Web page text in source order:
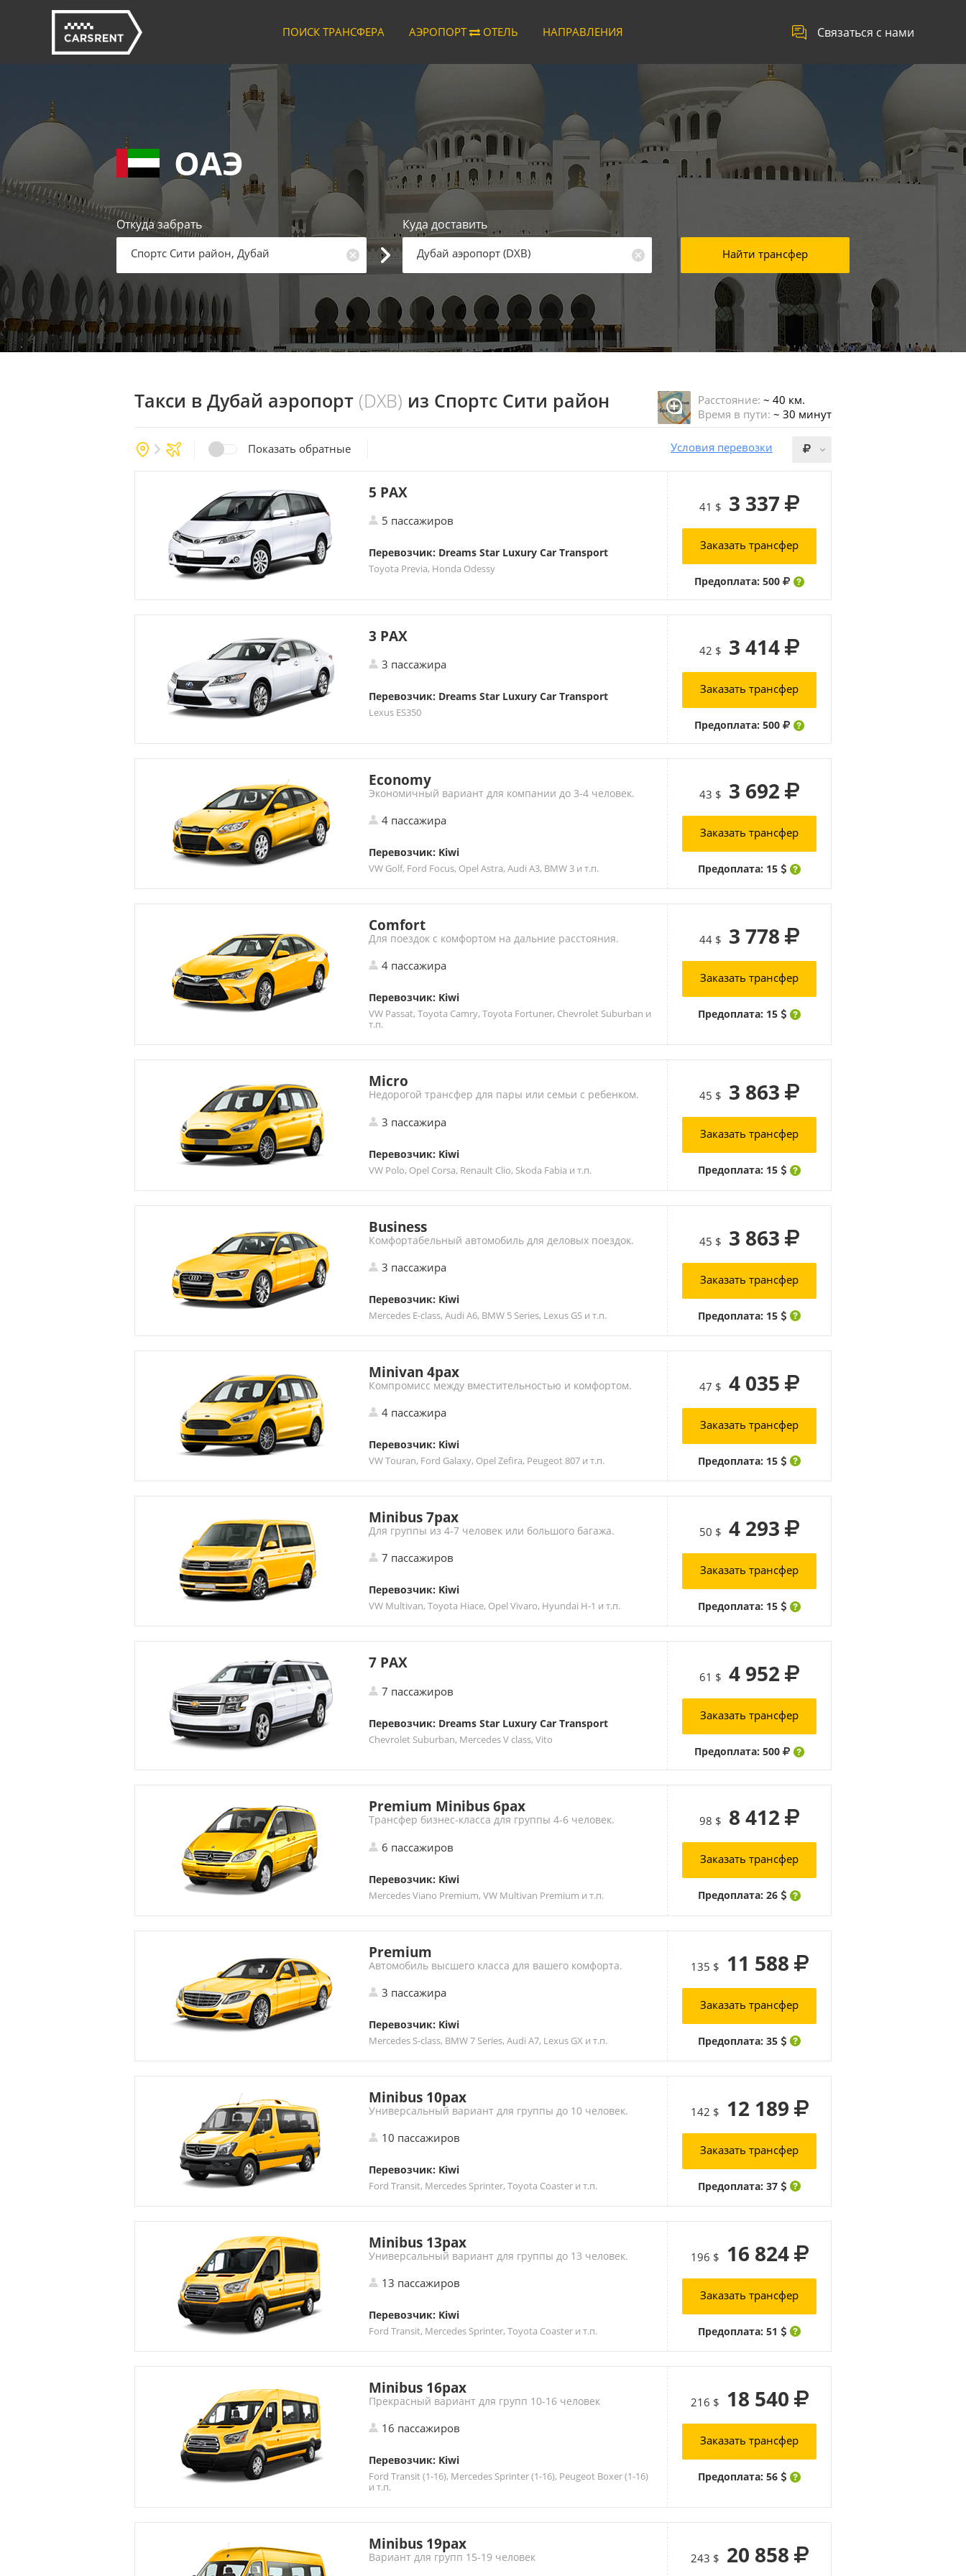
Связаться с нами
ПОИСК ТРАНСФЕРА АЭРОПОРТ ОТЕЛЬ НАПРАВЛЕНИЯ
ОАЭ
Откуда забрать
Спортс Сити район, Дубай
Куда доставить
Дубай аэропорт(DXB) Найти трансфер
Такси в Дубай аэропорт (DXB) из Спортс Сити район Расстояние: ~ 40 км.
Время в пути: ~ 30 минут
Показать обратные Условия перевозки
5 PAX
5 пассажиров
Перевозчик: Dreams Star Luxury Car Transport
Toyota Previa, Honda Odessy
41 $ 3 337
Заказать трансфер
Предоплата: 500
3 PAX
3 пассажира
Перевозчик: Dreams Star Luxury Car Transport
Lexus ES350
42 $ 3 414
Заказать трансфер
Предоплата: 500
Economy
Экономичный вариант для компании до 3-4 человек.
4 пассажира
Перевозчик: Kiwi
VW Golf, Ford Focus, Opel Astra, Audi A3, BMW 3 и т.п.
43 $ 3 692
Заказать трансфер
Предоплата: 15
Comfort
Для поездок с комфортом на дальние расстояния.
4 пассажира
Перевозчик: Kiwi
VW Passat, Toyota Camry, Toyota Fortuner, Chevrolet Suburban и
т.п.
44 $ 3 778
Заказать трансфер
Предоплата: 15
Micro
Недорогой трансфер для пары или семьи с ребенком.
3 пассажира
Перевозчик: Kiwi
VW Polo, Opel Corsa, Renault Clio, Skoda Fabia и т.п.
45 $ 3 863
Заказать трансфер
Предоплата: 15
Business
Комфортабельный автомобиль для деловых поездок.
3 пассажира
Перевозчик: Kiwi
Mercedes E-class, Audi A6, BMW 5 Series, Lexus GS и т.п.
45 $ 3 863
Заказать трансфер
Предоплата: 15
Minivan 4pax
Компромисс между вместительностью и комфортом.
4 пассажира
Перевозчик: Kiwi
VW Touran, Ford Galaxy, Opel Zefira, Peugeot 807 и т.п.
47 $ 4 035
Заказать трансфер
Предоплата: 15
Minibus 7pax
Для группы из 4-7 человек или большого багажа.
7 пассажиров
Перевозчик: Kiwi
VW Multivan, Toyota Hiace, Opel Vivaro, Hyundai H-1 и т.п.
50 $ 4 293
Заказать трансфер
Предоплата: 15
7 PAX
7 пассажиров
Перевозчик: Dreams Star Luxury Car Transport
Chevrolet Suburban, Mercedes V class, Vito
61 $ 4 952
Заказать трансфер
Предоплата: 500
Premium Minibus 6pax
Трансфер бизнес-класса для группы 4-6 человек.
6 пассажиров
Перевозчик: Kiwi
Mercedes Viano Premium, VW Multivan Premium и т.п.
98 $ 8 412
Заказать трансфер
Предоплата: 26
Premium
Автомобиль высшего класса для вашего комфорта.
3 пассажира
Перевозчик: Kiwi
Mercedes S-class, BMW 7 Series, Audi A7, Lexus GX и т.п.
135 $ 11 588
Заказать трансфер
Предоплата: 35
Minibus 10pax
Универсальный вариант для группы до 10 человек.
10 пассажиров
Перевозчик: Kiwi
Ford Transit, Mercedes Sprinter, Toyota Coaster и т.п.
142 $ 12 189
Заказать трансфер
Предоплата: 37
Minibus 13pax
Универсальный вариант для группы до 13 человек.
13 пассажиров
Перевозчик: Kiwi
Ford Transit, Mercedes Sprinter, Toyota Coaster и т.п.
196 $ 16 824
Заказать трансфер
Предоплата: 51
Minibus 16pax
Прекрасный вариант для групп 10-16 человек
16 пассажиров
Перевозчик: Kiwi
Ford Transit (1-16), Mercedes Sprinter (1-16), Peugeot Boxer (1-16)
и т.п.
216 $ 18 540
Заказать трансфер
Предоплата: 56
Minibus 19pax
Вариант для групп 15-19 человек 243 $ 20 858